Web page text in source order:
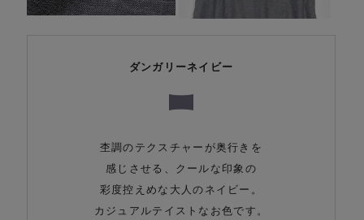
ダンガリーネイビー
杢調のテクスチャーが奥行きを
感じさせる、クールな印象の
彩度控えめな大人のネイビー。
カジュアルテイストなお色です。